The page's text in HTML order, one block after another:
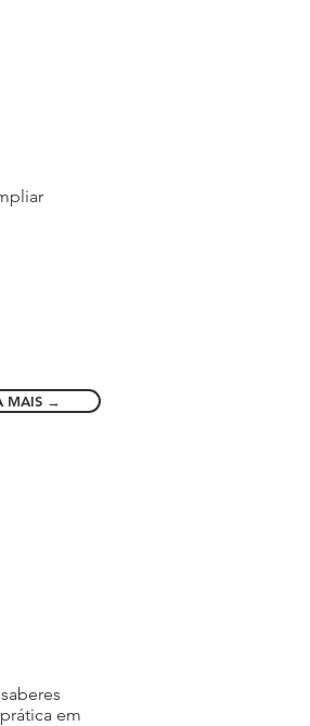
MAIS →
em